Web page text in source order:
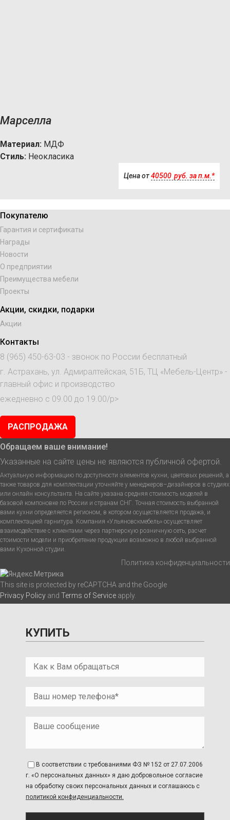
Марселла
Материал: МДФ
Стиль: Неокласика
Цена от40500 руб. за п.м.*
Покупателю
Гарантия и сертификаты
Награды
Новости
О предприятии
Преимущества мебели
Проекты
Акции, скидки, подарки
Акции
Контакты
8 (965) 450-63-03 - звонок по России бесплатный
г. Астрахань, ул. Адмиралтейская, 51Б, ТЦ «Мебель-Центр» -
главный офис и производство
ежедневно с 09.00 до 19.00/p>
РАСПРОДАЖА
Обращаем ваше внимание!
Указанные на сайте цены не являются публичной офертой.
Актуальную информацию по доступности элементов кухни, цветовых решений, а
также товаров для комплектации уточняйте у менеджеров–дизайнеров в студиях
или онлайн консультанта. На сайте указана средняя стоимость моделей в
базовой компоновке по России и странам СНГ. Точная стоимость выбранной
вами кухни определяется регионом, в котором осуществляется продажа, и
комплектацией гарнитура. Компания «Ульяновскмебель» осуществляет
взаимодействие с клиентами через партнерскую розничную сеть, расчет
стоимости модели и приобретение продукции возможно в любой выбранной
вами Кухонной студии.
Политика конфиденциальности
This site is protected by reCAPTCHA and the Google
Privacy Policy and Terms of Service apply.
КУПИТЬ
В соответствии с требованиями ФЗ № 152 от 27.07.2006
г. «О персональных данных» я даю добровольное согласие
на обработку своих персональных данных и соглашаюсь с
политикой конфиденциальности.